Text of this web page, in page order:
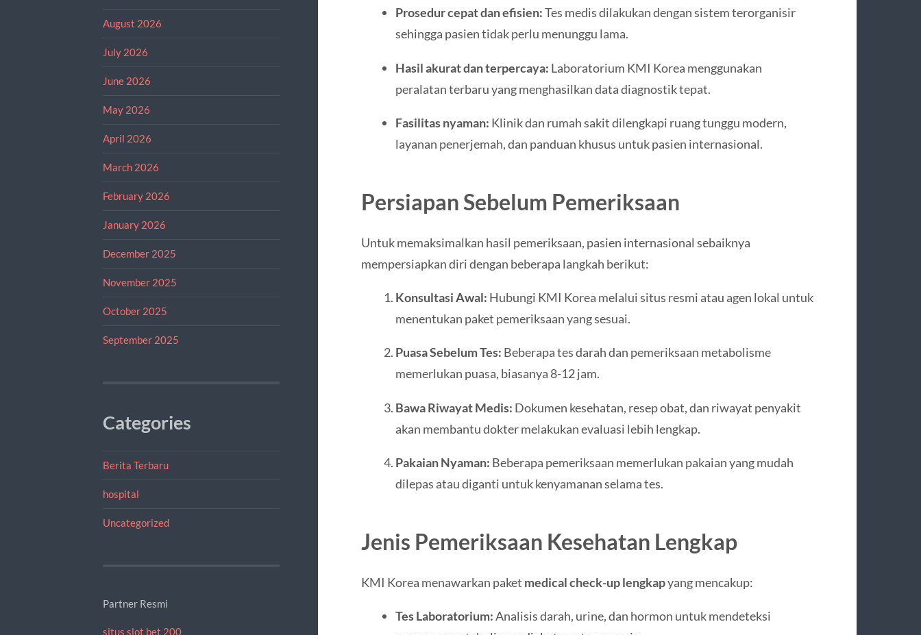
August 2026
July 2026
June 2026
May 2026
April 2026
March 2026
February 2026
January 2026
December 2025
November 2025
October 2025
September 2025
Categories
Berita Terbaru
hospital
Uncategorized
Partner Resmi
situs slot bet 200
Prosedur cepat dan efisien:Tes medis dilakukan dengan sistem terorganisir
sehingga pasien tidak perlu menunggu lama.
Hasil akurat dan terpercaya: Laboratorium KMI Korea menggunakan
peralatan terbaru yang menghasilkan data diagnostik tepat.
Fasilitas nyaman: Klinik dan rumah sakit dilengkapi ruang tunggu modern,
layanan penerjemah, dan panduan khusus untuk pasien internasional.
Persiapan Sebelum Pemeriksaan
Untuk memaksimalkan hasil pemeriksaan, pasien internasional sebaiknya
mempersiapkan diri dengan beberapa langkah berikut:
Konsultasi Awal: Hubungi KMI Korea melalui situs resmi atau agen lokal untuk
menentukan paket pemeriksaan yang sesuai.
Puasa Sebelum Tes: Beberapa tes darah dan pemeriksaan metabolisme
memerlukan puasa, biasanya 8-12 jam.
Bawa Riwayat Medis: Dokumen kesehatan, resep obat, dan riwayat penyakit
akan membantu dokter melakukan evaluasi lebih lengkap.
Pakaian Nyaman: Beberapa pemeriksaan memerlukan pakaian yang mudah
dilepas atau diganti untuk kenyamanan selama tes.
Jenis Pemeriksaan Kesehatan Lengkap
KMI Korea menawarkan paket medical check-up lengkapyang mencakup:
Tes Laboratorium:Analisis darah, urine, dan hormon untuk mendeteksi